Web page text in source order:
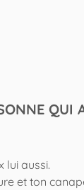
QUI
lui aussi.
et ton